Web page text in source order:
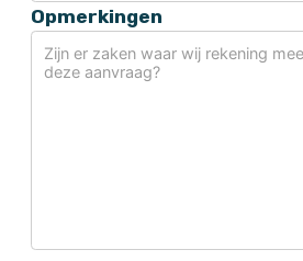
Opmerkingen